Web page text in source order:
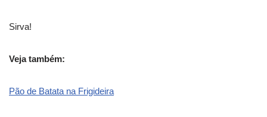
Sirva!
Veja também:
Pão de Batata na Frigideira